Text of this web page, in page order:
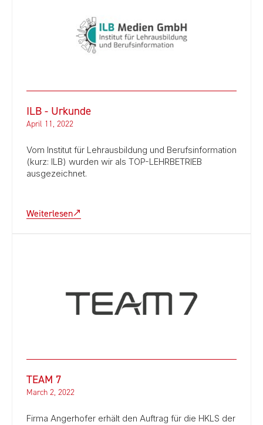
ILB - Urkunde
April 11, 2022
Vom Institut für Lehrausbildung und Berufsinformation
(kurz: ILB) wurden wir als TOP-LEHRBETRIEB
ausgezeichnet.
Weiterlesen
TEAM 7
March 2, 2022
Firma Angerhofer erhält den Auftrag für die HKLS der